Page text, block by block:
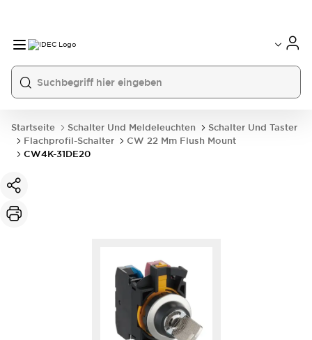
Startseite Schalter Und Meldeleuchten
Schalter Und Taster
Flachprofil-Schalter
CW 22 Mm Flush Mount
CW4K-31DE20